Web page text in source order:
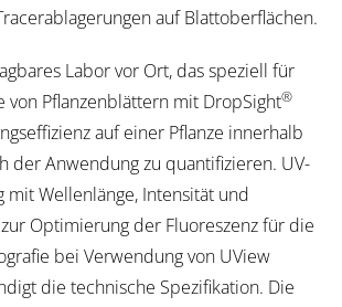
auf Blattoberflächen.
Labor vor Ort, das speziell für
von Pflanzenblättern mit DropSight®
auf einer Pflanze innerhalb
der Anwendung zu quantifizieren. UV-
mit Wellenlänge, Intensität und
Optimierung der Fluoreszenz für die
bei Verwendung von UView
die technische Spezifikation. Die